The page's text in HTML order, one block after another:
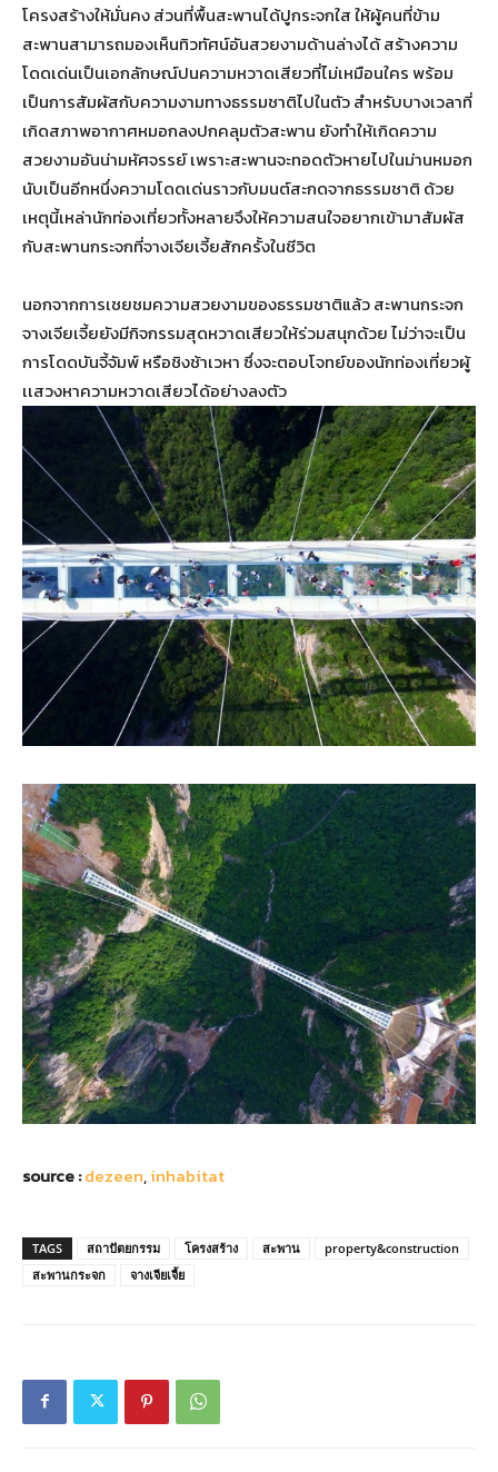
โครงสร้างให้มั่นคง ส่วนที่พื้นสะพานได้ปูกระจกใส ให้ผู้คนที่ข้าม
สะพานสามารถมองเห็นทิวทัศน์อันสวยงามด้านล่างได้ สร้างความ
โดดเด่นเป็นเอกลักษณ์ปนความหวาดเสียวที่ไม่เหมือนใคร พร้อม
เป็นการสัมผัสกับความงามทางธรรมชาติไปในตัว สำหรับบางเวลาที่
เกิดสภาพอากาศหมอกลงปกคลุมตัวสะพาน ยังทำให้เกิดความ
สวยงามอันน่ามหัศจรรย์ เพราะสะพานจะทอดตัวหายไปในม่านหมอก
นับเป็นอีกหนึ่งความโดดเด่นราวกับมนต์สะกดจากธรรมชาติ ด้วย
เหตุนี้เหล่านักท่องเที่ยวทั้งหลายจึงให้ความสนใจอยากเข้ามาสัมผัส
กับสะพานกระจกที่จางเจียเจี้ยสักครั้งในชีวิต
นอกจากการเชยชมความสวยงามของธรรมชาติแล้ว สะพานกระจก
จางเจียเจี้ยยังมีกิจกรรมสุดหวาดเสียวให้ร่วมสนุกด้วย ไม่ว่าจะเป็น
การโดดบันจี้จัมพ์ หรือชิงช้าเวหา ซึ่งจะตอบโจทย์ของนักท่องเที่ยวผู้
เเสวงหาความหวาดเสียวได้อย่างลงตัว
source :dezeen,inhabitat
TAGS สถาปัตยกรรม โครงสร้าง สะพาน
property&construction
สะพานกระจก
จางเจียเจี้ย